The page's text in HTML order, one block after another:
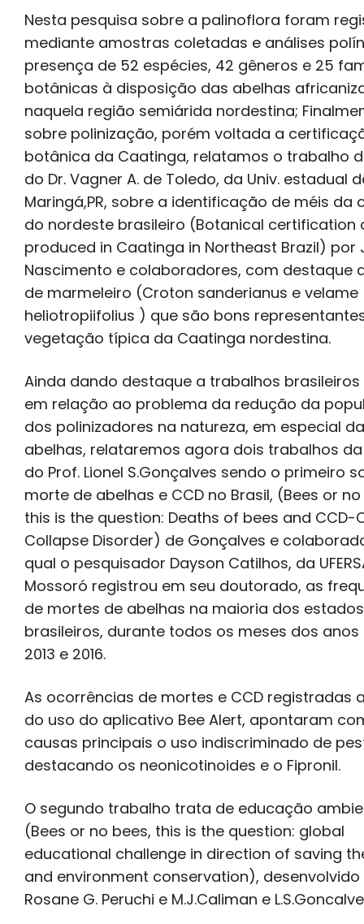
Nesta pesquisa sobre a palinoflora foram
mediante amostras coletadas e análises
presença de 52 espécies, 42 gêneros e 25
botânicas à disposição das abelhas
naquela região semiárida nordestina;
sobre polinização, porém voltada a
botânica da Caatinga, relatamos o trabalho
do Dr. Vagner A. de Toledo, da Univ. estadual
Maringá,PR, sobre a identificação de méis da
do nordeste brasileiro (Botanical certification
produced in Caatinga in Northeast Brazil) por
Nascimento e colaboradores, com destaque
de marmeleiro (Croton sanderianus e
heliotropiifolius ) que são bons
vegetação típica da Caatinga nordestina.
Ainda dando destaque a trabalhos
em relação ao problema da redução da
dos polinizadores na natureza, em especial
abelhas, relataremos agora dois trabalhos
do Prof. Lionel S.Gonçalves sendo o primeiro
morte de abelhas e CCD no Brasil, (Bees or
this is the question: Deaths of bees and CCD-
Collapse Disorder) de Gonçalves e
qual o pesquisador Dayson Catilhos, da
Mossoró registrou em seu doutorado, as
de mortes de abelhas na maioria dos estados
brasileiros, durante todos os meses dos anos
2013 e 2016.
As ocorrências de mortes e CCD registradas
do uso do aplicativo Bee Alert, apontaram
causas principais o uso indiscriminado de
destacando os neonicotinoides e o Fipronil.
O segundo trabalho trata de educação
(Bees or no bees, this is the question: global
educational challenge in direction of saving
and environment conservation),
Rosane G. Peruchi e M.J.Caliman e